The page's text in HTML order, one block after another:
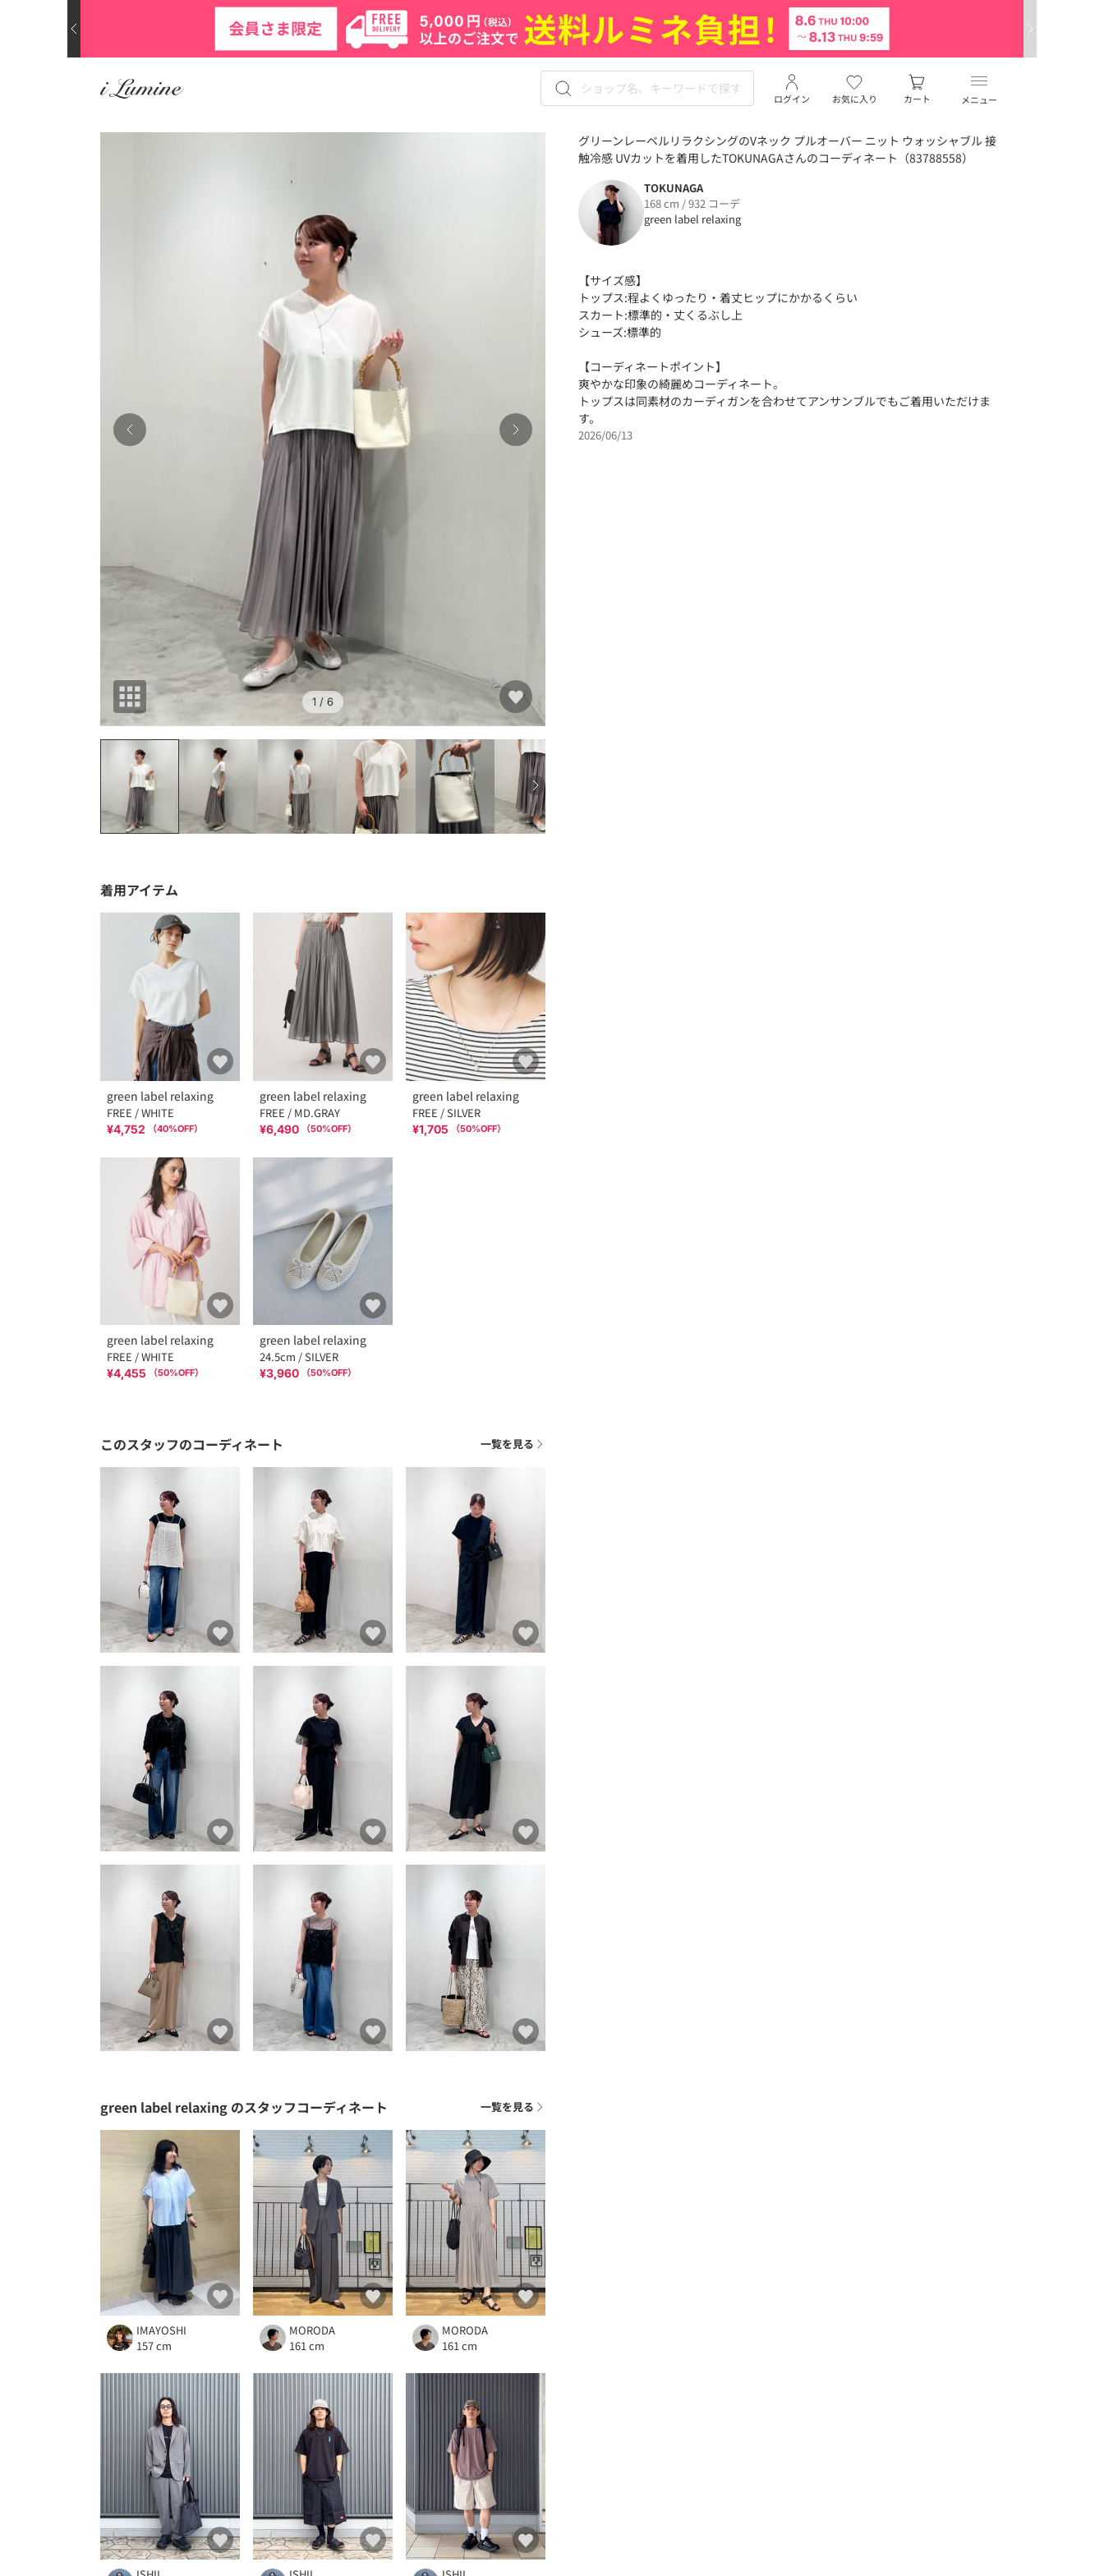
メニュー
お気に入り
ログイン カート
1 / 6
グリーンレーベルリラクシングのVネック プルオーバー ニット ウォッシャブル 接
触冷感 UVカットを着用したTOKUNAGAさんのコーディネート（83788558）
TOKUNAGA
168 cm / 932 コーデ
green label relaxing
【サイズ感】
トップス:程よくゆったり・着丈ヒップにかかるくらい
スカート:標準的・丈くるぶし上
シューズ:標準的
【コーディネートポイント】
爽やかな印象の綺麗めコーディネート。
トップスは同素材のカーディガンを合わせてアンサンブルでもご着用いただけま
す。
2026/06/13
着用アイテム
green label relaxing
FREE / WHITE
¥4,752 （40%OFF）
green label relaxing
FREE / MD.GRAY
¥6,490 （50%OFF）
green label relaxing
FREE / SILVER
¥1,705 （50%OFF）
green label relaxing
FREE / WHITE
¥4,455 （50%OFF）
green label relaxing
24.5cm / SILVER
¥3,960 （50%OFF）
このスタッフのコーディネート 一覧を見る
green label relaxing のスタッフコーディネート 一覧を見る
IMAYOSHI
157 cm
MORODA
161 cm
MORODA
161 cm